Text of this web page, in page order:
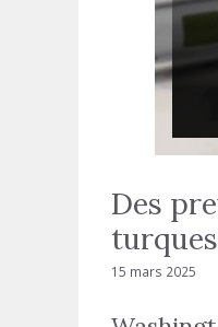
Des
15 mars 2025